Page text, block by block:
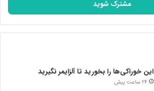
این خوراکی‌ها را بخورید تا آلزایمر نگیرید
24 ساعت پیش